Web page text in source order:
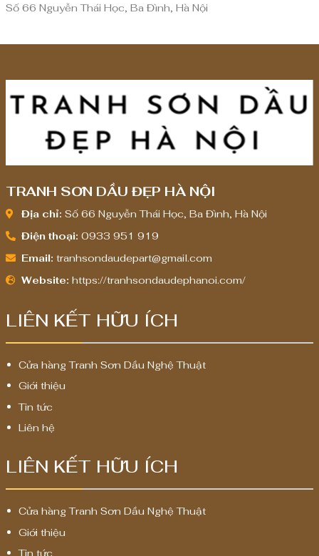
Số 66 Nguyễn Thái Học, Ba Đình, Hà Nội
TRANH SƠN DẦU ĐẸP HÀ NỘI
Địa chỉ: Số 66 Nguyễn Thái Học, Ba Đình, Hà Nội
Điện thoại: 0933 951 919
Email: tranhsondaudepart@gmail.com
Website: https://tranhsondaudephanoi.com/
LIÊN KẾT HỮU ÍCH
Cửa hàng Tranh Sơn Dầu Nghệ Thuật
Giới thiệu
Tin tức
Liên hệ
LIÊN KẾT HỮU ÍCH
Cửa hàng Tranh Sơn Dầu Nghệ Thuật
Giới thiệu
Tin tức